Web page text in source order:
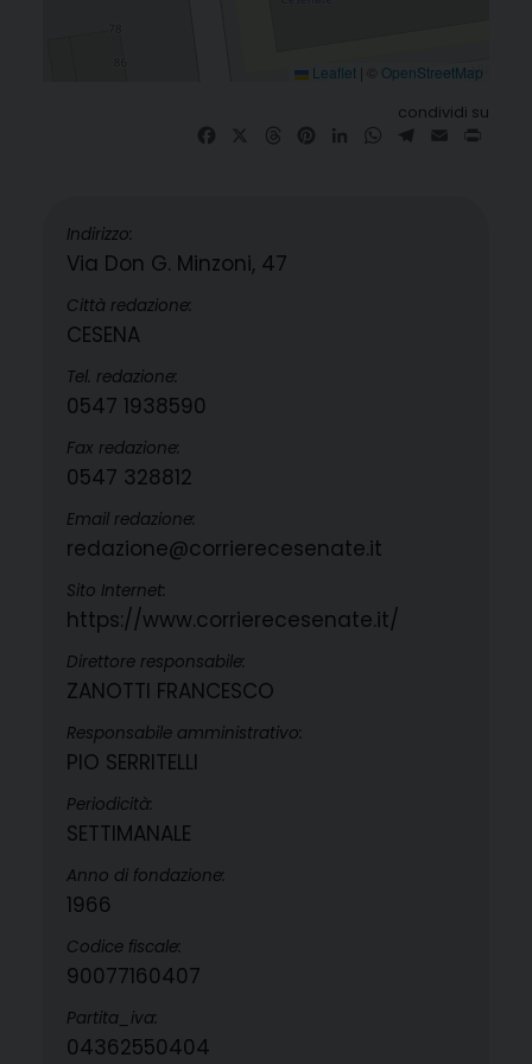
Leaflet |
OpenStreetMap
condividi su
FacebookThreadsPinterest
LinkedInWhatsApp
Telegram
Email
Indirizzo:
Via Don G. Minzoni, 47
Città redazione:
CESENA
Tel. redazione:
0547 1938590
Fax redazione:
0547 328812
Email redazione:
redazione@corrierecesenate.it
Sito Internet:
https://www.corrierecesenate.it/
Direttore responsabile:
ZANOTTI FRANCESCO
Responsabile amministrativo:
PIO SERRITELLI
Periodicità:
SETTIMANALE
Anno di fondazione:
1966
Codice fiscale:
90077160407
Partita_iva:
04362550404